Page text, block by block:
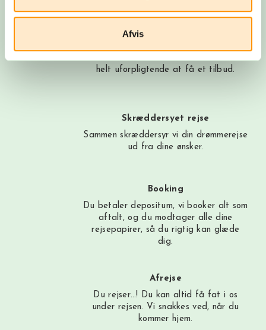
AfvisFå et tilbud
helt uforpligtende at få et tilbud.
Skræddersyet rejse
Sammen skræddersyr vi din drømmerejse
ud fra dine ønsker.
Booking
Du betaler depositum, vi booker alt som
aftalt, og du modtager alle dine
rejsepapirer, så du rigtig kan glæde
dig.
Afrejse
Du rejser…! Du kan altid få fat i os
under rejsen. Vi snakkes ved, når du
kommer hjem.